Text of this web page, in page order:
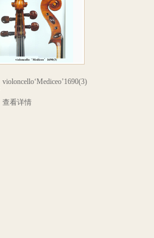
violoncello‘Mediceo’1690(3)
查看详情